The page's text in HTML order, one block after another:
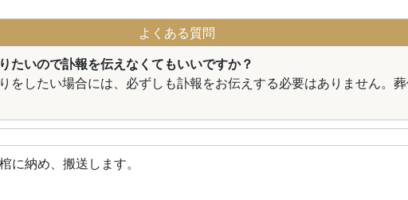
よくある質問
たいので訃報を伝えなくてもいいですか？
をしたい場合には、必ずしも訃報をお伝えする必要はありません。
に納め、搬送します。